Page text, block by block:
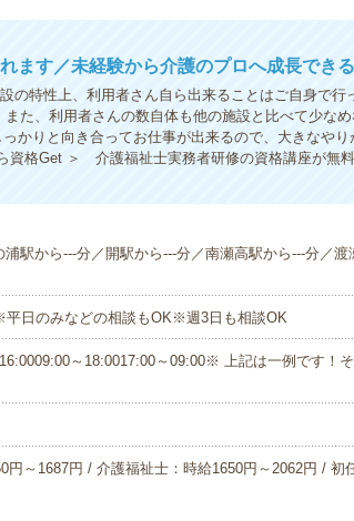
ます／未経験から介護のプロへ成長でき
特性上、利用者さん自ら出来ることはご自身で行
た、利用者さんの数自体も他の施設と比べて少な
かりと向き合ってお仕事が出来るので、大きなや
資格Get ＞ 介護福祉士実務者研修の資格講座が無
駅から---分／開駅から---分／南瀬高駅から---分／渡
日のみなどの相談もOK※週3日も相談OK
16:0009:00～18:0017:00～09:00※ 上記は一例です！
円～1687円 / 介護福祉士：時給1650円～2062円 / 初